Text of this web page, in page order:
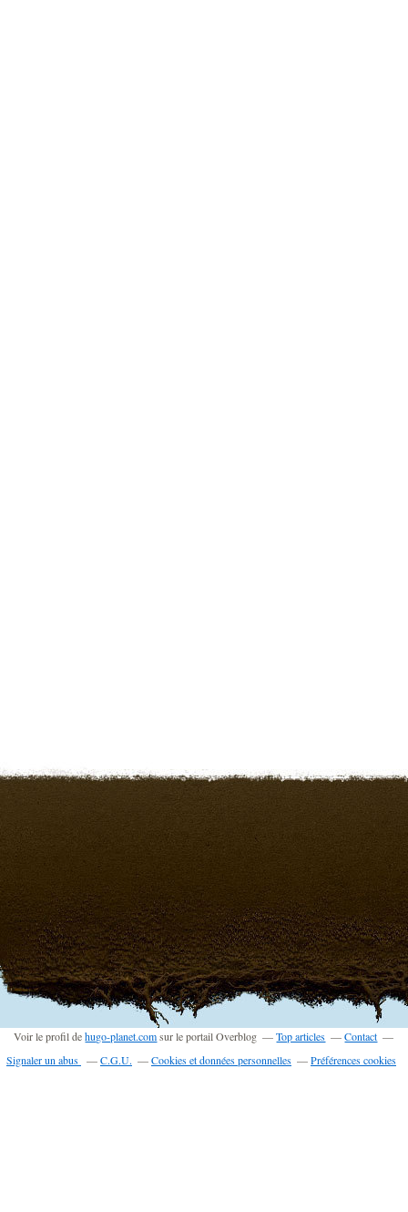
Voir le profil dehugo-planet.comsur le portail Overblog Top articles
Contact
Signaler un abus
C.G.U. Cookies et données personnelles Préférences cookies